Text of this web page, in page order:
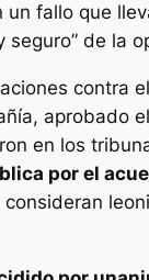
un fallo que
seguro” de la
contra
aprobado
en los
por el